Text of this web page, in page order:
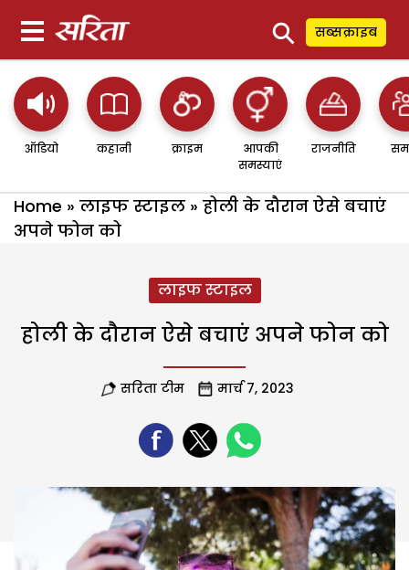
⚲ सब्सक्राइब
ऑडियो कहानी क्राइम
आपकी
समस्याएं
राजनीति
Home » लाइफ स्टाइल » होली के दौरान ऐसे बचाएं
अपने फोन को
लाइफ स्टाइल
होली के दौरान ऐसे बचाएं अपने फोन को
सरिता टीम मार्च 7, 2023